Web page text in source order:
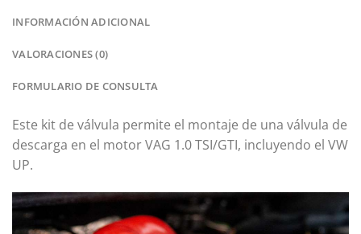
INFORMACIÓN ADICIONAL
VALORACIONES (0)
FORMULARIO DE CONSULTA
Este kit de válvula permite el montaje de una válvula de
descarga en el motor VAG 1.0 TSI/GTI, incluyendo el VW
UP.